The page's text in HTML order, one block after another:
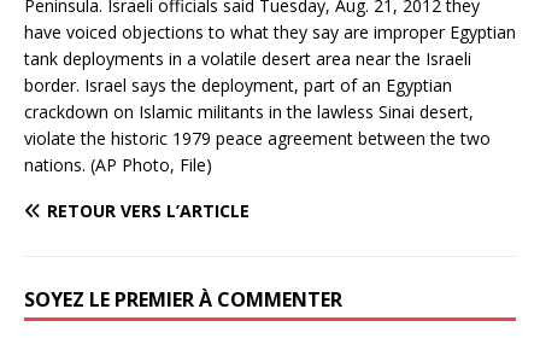
Peninsula. Israeli officials said Tuesday, Aug. 21, 2012 they
have voiced objections to what they say are improper Egyptian
tank deployments in a volatile desert area near the Israeli
border. Israel says the deployment, part of an Egyptian
crackdown on Islamic militants in the lawless Sinai desert,
violate the historic 1979 peace agreement between the two
nations. (AP Photo, File)
RETOUR VERS L’ARTICLE
SOYEZ LE PREMIER À COMMENTER